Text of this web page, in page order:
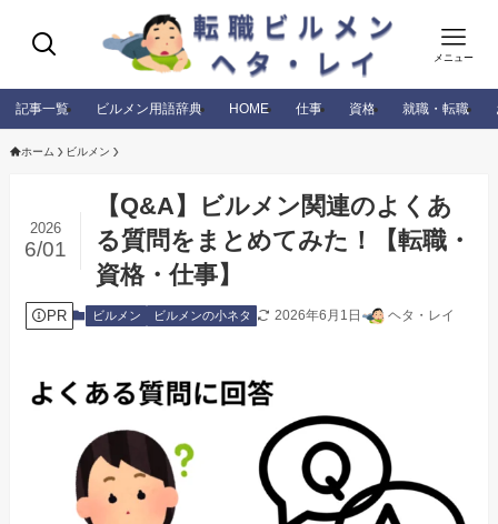
メニュー
記事一覧 ビルメン用語辞典 HOME 仕事 資格 就職・転職
ホーム ビルメン
【Q&A】ビルメン関連のよくあ
る質問をまとめてみた！【転職・
資格・仕事】
2026
6/01
PR ビルメン ビルメンの小ネタ 2026年6月1日 ヘタ・レイ